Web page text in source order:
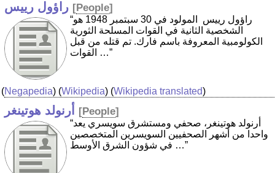
راؤول رييس [People]
“راؤول رييس ‏ المولود في 30 سبتمبر 1948 هو
الشخصية الثانية في القوات المسلحة الثورية
الكولومبية المعروفة باسم فارك. تم قتله من قبل
القوات …”
(Negapedia) (Wikipedia) (Wikipedia translated)
أرنولد هوتينغر [People]
“أرنولد هوتينغر، صحفي ومستشرق سويسري يعد
واحدا من أشهر الصحفيين السويسرين المتخصصين
في شؤون الشرق الأوسط …”